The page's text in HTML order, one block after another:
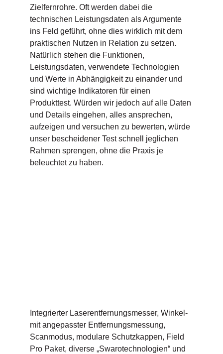
Zielfernrohre. Oft werden dabei die
technischen Leistungsdaten als Argumente
ins Feld geführt, ohne dies wirklich mit dem
praktischen Nutzen in Relation zu setzen.
Natürlich stehen die Funktionen,
Leistungsdaten, verwendete Technologien
und Werte in Abhängigkeit zu einander und
sind wichtige Indikatoren für einen
Produkttest. Würden wir jedoch auf alle Daten
und Details eingehen, alles ansprechen,
aufzeigen und versuchen zu bewerten, würde
unser bescheidener Test schnell jeglichen
Rahmen sprengen, ohne die Praxis je
beleuchtet zu haben.
Integrierter Laserentfernungsmesser, Winkel-
mit angepasster Entfernungsmessung,
Scanmodus, modulare Schutzkappen, Field
Pro Paket, diverse „Swarotechnologien“ und